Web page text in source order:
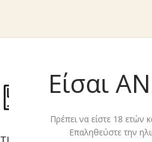
Είσαι
Πρέπει να είστε 18 ετών
Επαληθεύστε την